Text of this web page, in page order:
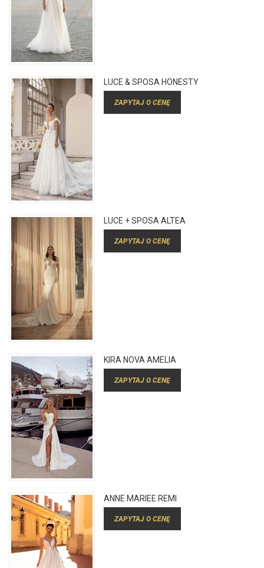
LUCE & SPOSA HONESTY
ZAPYTAJ O CENĘ
LUCE + SPOSA ALTEA
ZAPYTAJ O CENĘ
KIRA NOVA AMELIA
ZAPYTAJ O CENĘ
ANNE MARIEE REMI
ZAPYTAJ O CENĘ